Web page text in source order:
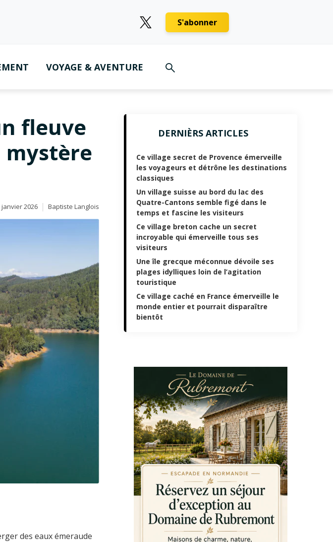
S'abonner
VOYAGE & AVENTURE
fleuve
mystère
janvier 2026 Baptiste Langlois
des eaux émeraude
DERNIÈRS ARTICLES
Ce village secret de Provence émerveille
les voyageurs et détrône les destinations
classiques
Un village suisse au bord du lac des
Quatre-Cantons semble figé dans le
temps et fascine les visiteurs
Ce village breton cache un secret
incroyable qui émerveille tous ses
visiteurs
Une île grecque méconnue dévoile ses
plages idylliques loin de l’agitation
touristique
Ce village caché en France émerveille le
monde entier et pourrait disparaître
bientôt